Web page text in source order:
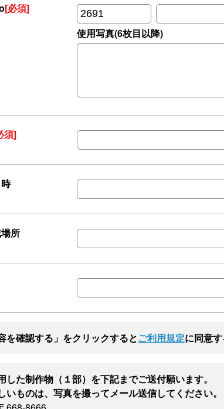
[必須]
使用写真(6枚目以降)
須]
所
を確認する」をクリックするとご利用規定に同意す
した制作物（１部）を下記までご送付願います。
いものは、写真を撮ってメール送信してください。